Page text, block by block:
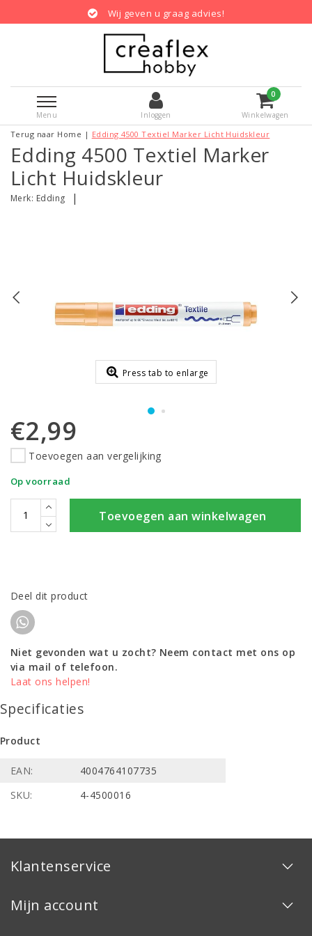
Wij geven u graag advies!
Menu Inloggen
0
Winkelwagen
Terug naar Home | Edding 4500 Textiel Marker Licht Huidskleur
Edding 4500 Textiel Marker
Licht Huidskleur
Merk: Edding |
Press tab to enlarge
€2,99
Toevoegen aan vergelijking
Op voorraad
Toevoegen aan winkelwagen
Deel dit product
Niet gevonden wat u zocht? Neem contact met ons op
via mail of telefoon.
Laat ons helpen!
Specificaties
Product
EAN:
4004764107735
SKU:
4-4500016
Klantenservice
Mijn account